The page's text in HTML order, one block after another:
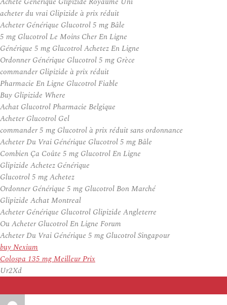
acheter du vrai Glipizide à prix réduit
Acheter Générique Glucotrol 5 mg Bâle
5 mg Glucotrol Le Moins Cher En Ligne
Générique 5 mg Glucotrol Achetez En Ligne
Ordonner Générique Glucotrol 5 mg Grèce
commander Glipizide à prix réduit
Pharmacie En Ligne Glucotrol Fiable
Buy Glipizide Where
Achat Glucotrol Pharmacie Belgique
Acheter Glucotrol Gel
commander 5 mg Glucotrol à prix réduit sans ordonnance
Acheter Du Vrai Générique Glucotrol 5 mg Bâle
Combien Ça Coûte 5 mg Glucotrol En Ligne
Glipizide Achetez Générique
Glucotrol 5 mg Achetez
Ordonner Générique 5 mg Glucotrol Bon Marché
Glipizide Achat Montreal
Acheter Générique Glucotrol Glipizide Angleterre
Ou Acheter Glucotrol En Ligne Forum
Acheter Du Vrai Générique 5 mg Glucotrol Singapour
buy Nexium
Colospa 135 mg Meilleur Prix
Ur2Xd